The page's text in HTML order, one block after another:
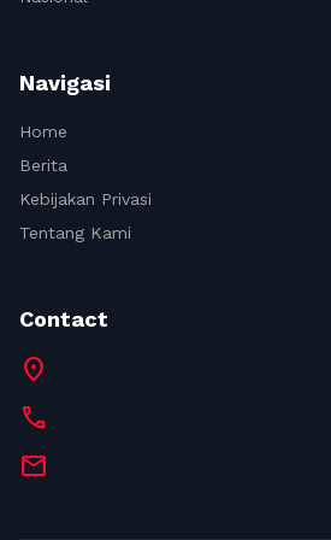
Navigasi
Home
Berita
Kebijakan Privasi
Tentang Kami
Contact
location_on
call
mail